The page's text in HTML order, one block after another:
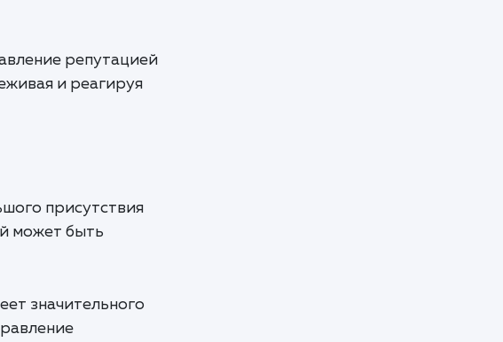
репутацией
и реагируя
присутствия
может быть
значительного